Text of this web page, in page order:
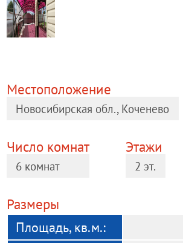
Местоположение
Новосибирская обл., Коченево
Число комнат
6 комнат
Этажи
2 эт.
Размеры
Площадь, кв.м.: